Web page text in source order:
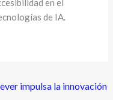
en el
de IA.
impulsa la innovación